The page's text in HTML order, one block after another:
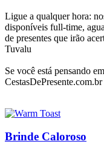
Ligue a qualquer hora:
disponíveis full-time,
de presentes que irão
Tuvalu
Se você está pensando
Brinde Caloroso